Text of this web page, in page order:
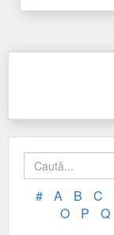
# A B C
O
P Q